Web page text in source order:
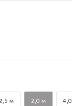
2,5 м 2,0 м